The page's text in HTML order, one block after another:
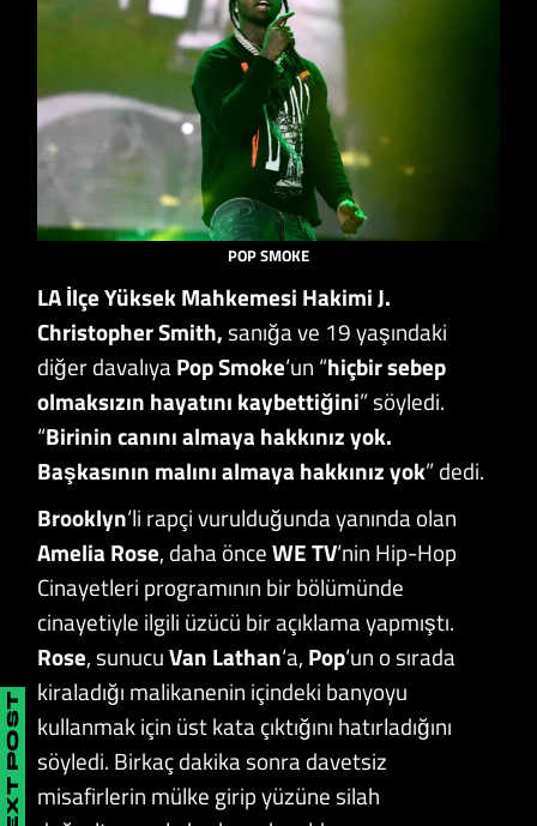
POP SMOKE
LA İlçe Yüksek Mahkemesi Hakimi J.
Christopher Smith, sanığa ve 19 yaşındaki
diğer davalıyaPop Smoke‘un “hiçbir sebep
olmaksızın hayatını kaybettiğini” söyledi.
“Birinin canını almaya hakkınız yok.
Başkasının malını almaya hakkınız yok” dedi.
Brooklyn‘li rapçi vurulduğunda yanında olan
Amelia Rose, daha önceWE TV‘nin Hip-Hop
Cinayetleri programının bir bölümünde
cinayetiyle ilgili üzücü bir açıklama yapmıştı.
Rose, sunucuVan Lathan‘a, Pop‘un o sırada
kiraladığı malikanenin içindeki banyoyu
kullanmak için üst kata çıktığını hatırladığını
söyledi. Birkaç dakika sonra davetsiz
misafirlerin mülke girip yüzüne silah
NEXT POST